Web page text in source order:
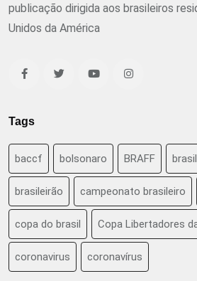
publicação dirigida aos brasileiros
Unidos da América
Tags
baccf bolsonaro BRAFF brasil
brasileirão campeonato brasileiro
copa do brasil Copa Libertadores
coronavirus coronavírus